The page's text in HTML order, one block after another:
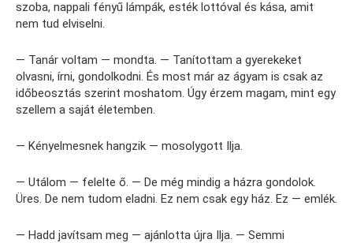
szoba, nappali fényű lámpák, esték lottóval és kása, amit
nem tud elviselni.
— Tanár voltam — mondta. — Tanítottam a gyerekeket
olvasni, írni, gondolkodni. És most már az ágyam is csak az
időbeosztás szerint moshatom. Úgy érzem magam, mint egy
szellem a saját életemben.
— Kényelmesnek hangzik — mosolygott Ilja.
— Utálom — felelte ő. — De még mindig a házra gondolok.
Üres. De nem tudom eladni. Ez nem csak egy ház. Ez — emlék.
— Hadd javítsam meg — ajánlotta újra Ilja. — Semmi